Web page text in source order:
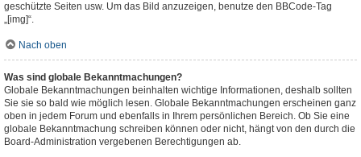
geschützte Seiten usw. Um das Bild anzuzeigen, benutze den BBCode-Tag
„[img]“.
Nach oben
Was sind globale Bekanntmachungen?
Globale Bekanntmachungen beinhalten wichtige Informationen, deshalb sollten
Sie sie so bald wie möglich lesen. Globale Bekanntmachungen erscheinen ganz
oben in jedem Forum und ebenfalls in Ihrem persönlichen Bereich. Ob Sie eine
globale Bekanntmachung schreiben können oder nicht, hängt von den durch die
Board-Administration vergebenen Berechtigungen ab.